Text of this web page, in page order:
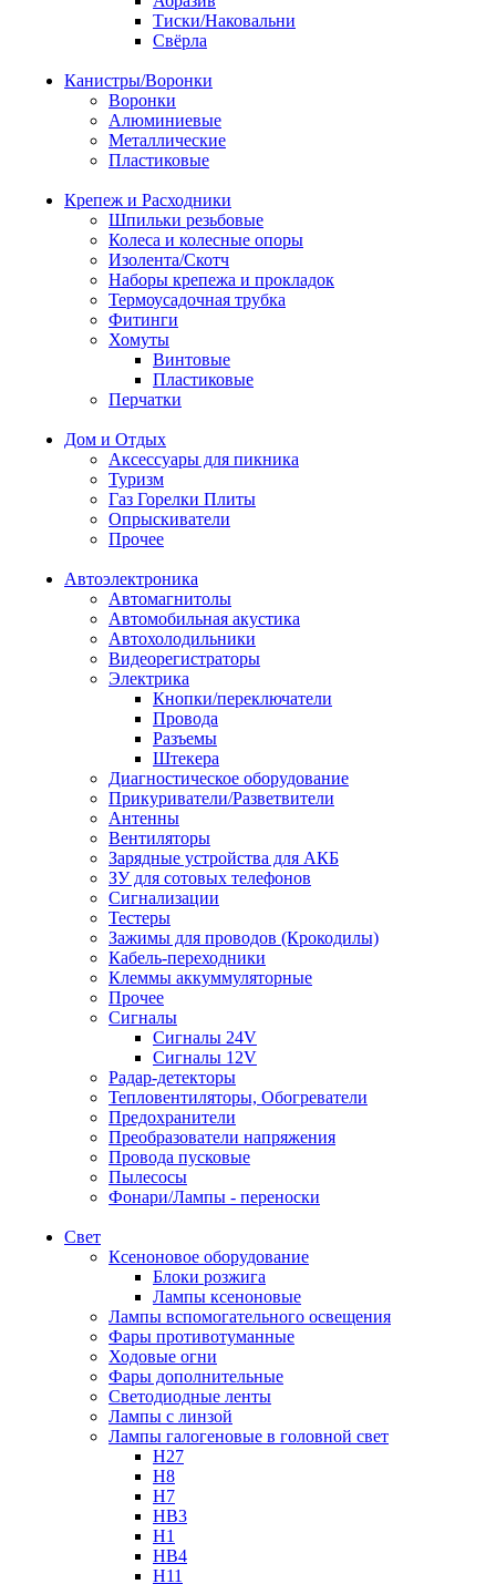
Тиски/Наковальни
Свёрла
Канистры/Воронки
Воронки
Алюминиевые
Металлические
Пластиковые
Крепеж и Расходники
Шпильки резьбовые
Колеса и колесные опоры
Изолента/Скотч
Наборы крепежа и прокладок
Термоусадочная трубка
Фитинги
Хомуты
Винтовые
Пластиковые
Перчатки
Дом и Отдых
Аксессуары для пикника
Туризм
Газ Горелки Плиты
Опрыскиватели
Прочее
Автоэлектроника
Автомагнитолы
Автомобильная акустика
Автохолодильники
Видеорегистраторы
Электрика
Кнопки/переключатели
Провода
Разъемы
Штекера
Диагностическое оборудование
Прикуриватели/Разветвители
Антенны
Вентиляторы
Зарядные устройства для АКБ
ЗУ для сотовых телефонов
Сигнализации
Тестеры
Зажимы для проводов (Крокодилы)
Кабель-переходники
Клеммы аккуммуляторные
Прочее
Сигналы
Сигналы 24V
Сигналы 12V
Радар-детекторы
Тепловентиляторы, Обогреватели
Предохранители
Преобразователи напряжения
Провода пусковые
Пылесосы
Фонари/Лампы - переноски
Свет
Ксеноновое оборудование
Блоки розжига
Лампы ксеноновые
Лампы вспомогательного освещения
Фары противотуманные
Ходовые огни
Фары дополнительные
Светодиодные ленты
Лампы с линзой
Лампы галогеновые в головной свет
H27
H8
H7
HB3
H1
HB4
H11